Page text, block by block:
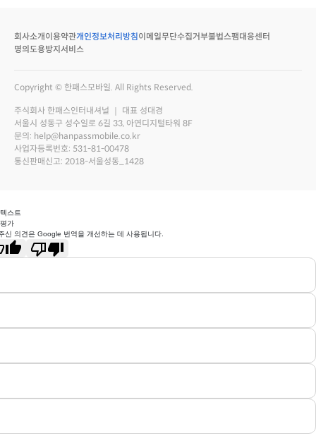
회사소개 이용약관개인정보처리방침이메일무단수집거부불법스팸대응센터
명의도용방지서비스
Copyright © 한패스모바일. All Rights Reserved.
주식회사 한패스인터내셔널 ｜ 대표 성대경
서울시 성동구 성수일로 6길 33, 아연디지털타워 8F
문의: help@hanpassmobile.co.kr
사업자등록번호: 531-81-00478
통신판매신고: 2018-서울성동_1428
스트
가
신 의견은 Google 번역을 개선하는 데 사용됩니다.